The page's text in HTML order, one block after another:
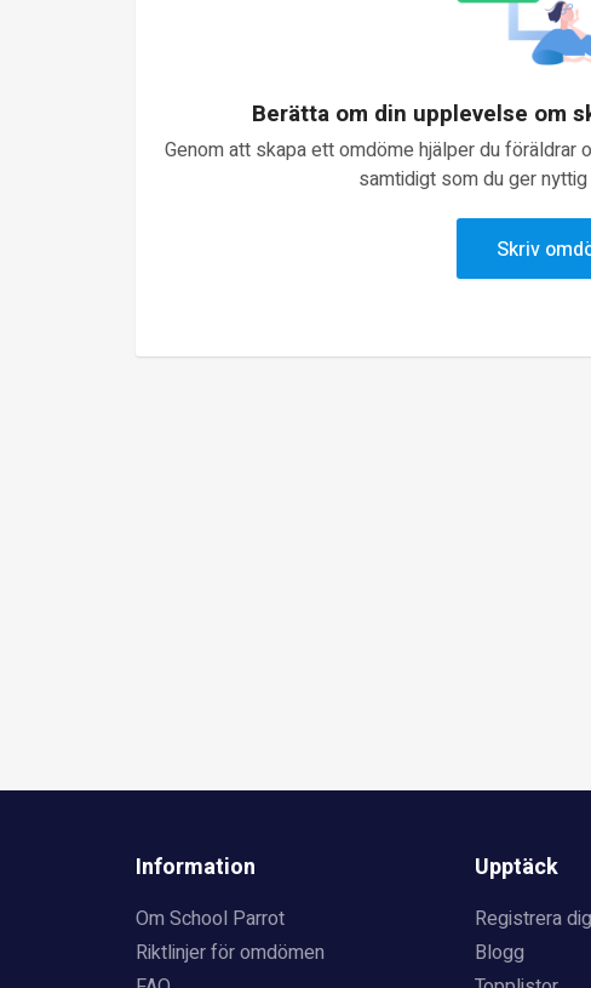
Berätta om din upplevelse om
Genom att skapa ett omdöme hjälper du föräldrar
samtidigt som du ger
Skriv
Information
Om School Parrot
Riktlinjer för omdömen
Upptäck
Registrera dig
Blogg